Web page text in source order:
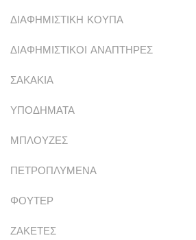
ΔΙΑΦΗΜΙΣΤΙΚΗ ΚΟΥΠΑ
ΔΙΑΦΗΜΙΣΤΙΚΟΙ ΑΝΑΠΤΗΡΕΣ
ΣΑΚΑΚΙΑ
ΥΠΟΔΗΜΑΤΑ
ΜΠΛΟΥΖΕΣ
ΠΕΤΡΟΠΛΥΜΕΝΑ
ΦΟΥΤΕΡ
ΖΑΚΕΤΕΣ